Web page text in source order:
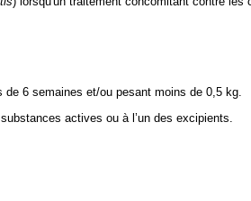
6 semaines et/ou pesant moins de 0,5 kg.
actives ou à l’un des excipients.